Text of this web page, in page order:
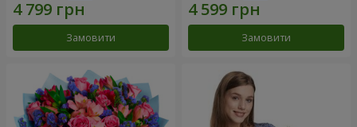
Замовити Замовити